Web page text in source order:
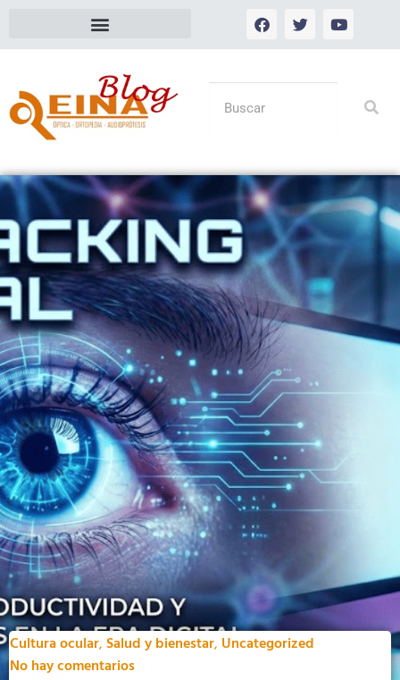
Cultura ocular,Salud y bienestar, Uncategorized
No hay comentarios